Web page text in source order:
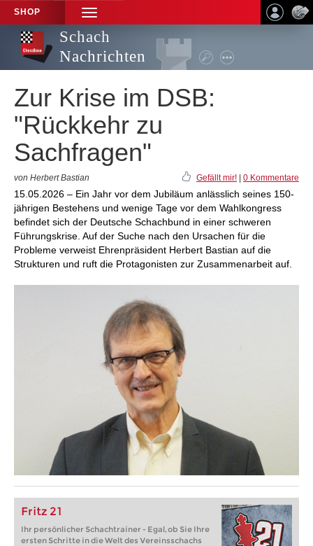
SHOP
TOGGLE
NAVIGATION
Schach
Nachrichten
Zur Krise im DSB:
"Rückkehr zu
Sachfragen"
von Herbert Bastian Gefällt mir! 0 Kommentare
15.05.2026 – Ein Jahr vor dem Jubiläum anlässlich seines 150-
jährigen Bestehens und wenige Tage vor dem Wahlkongress
befindet sich der Deutsche Schachbund in einer schweren
Führungskrise. Auf der Suche nach den Ursachen für die
Probleme verweist Ehrenpräsident Herbert Bastian auf die
Strukturen und ruft die Protagonisten zur Zusammenarbeit auf.
Fritz 21
Ihr persönlicher Schachtrainer - Egal, ob Sie Ihre
ersten Schritte in die Welt des Vereinsschachs